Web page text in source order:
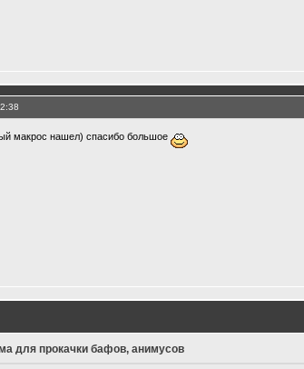
макрос нашел) спасибо большое
для прокачки бафов, анимусов